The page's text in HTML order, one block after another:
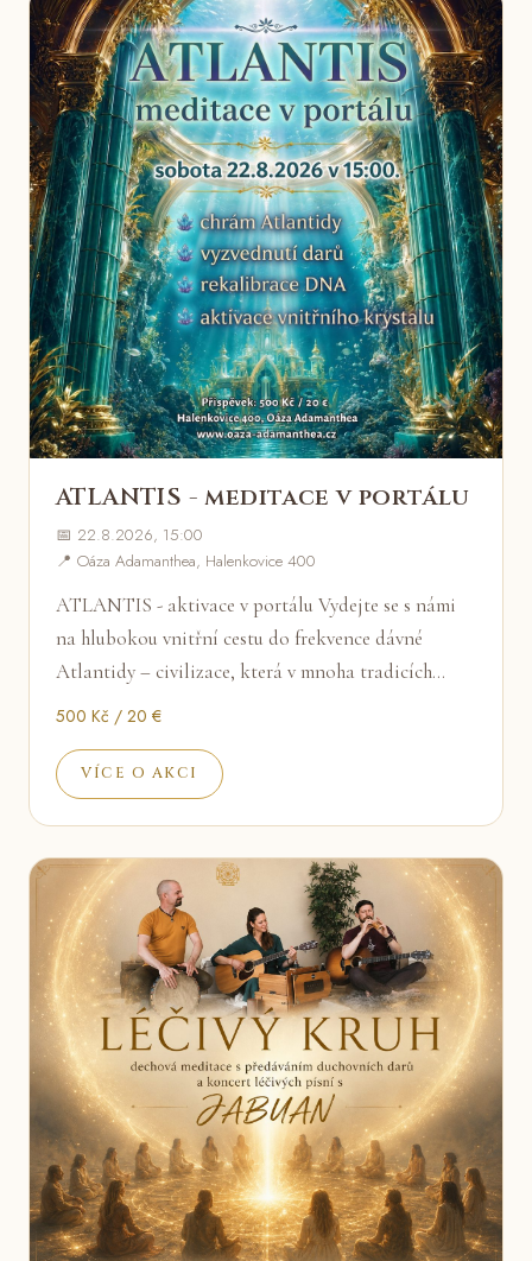
ATLANTIS - meditace v portálu
📅 22.8.2026, 15:00
📍 Oáza Adamanthea, Halenkovice 400
ATLANTIS - aktivace v portálu Vydejte se s námi
na hlubokou vnitřní cestu do frekvence dávné
Atlantidy – civilizace, která v mnoha tradicích…
500 Kč / 20 €
VÍCE O AKCI